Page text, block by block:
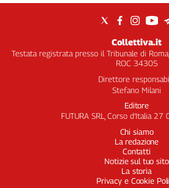
Collettiva.it
Testata registrata presso il Tribunale di
ROC 34305
Direttore
Stefano Milani
Editore
FUTURA SRL, Corso d’Italia
Chi siamo
La redazione
Contatti
Notizie sul tuo sito
La storia
Privacy e Cookie